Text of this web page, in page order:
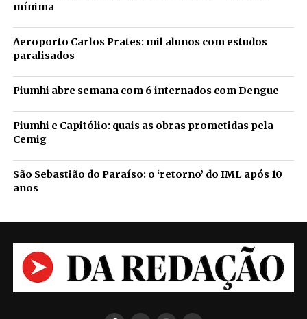
mínima
Aeroporto Carlos Prates: mil alunos com estudos
paralisados
Piumhi abre semana com 6 internados com Dengue
Piumhi e Capitólio: quais as obras prometidas pela
Cemig
São Sebastião do Paraíso: o ‘retorno’ do IML após 10
anos